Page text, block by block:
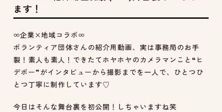
ます！
∞企業×地域コラボ∞
ボランティア団体さんの紹介用動画、実は事務局のお手
製！素人も素人！できたてホヤホヤのカメラマンこと❝ヒ
デボー❞がインタビューから撮影までを一人で、ひとつひ
とつ丁寧に制作しています♡
今日はそんな舞台裏を初公開！しちゃいますね笑